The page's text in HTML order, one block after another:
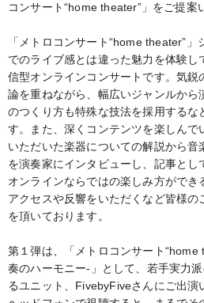
コンサート“home theater”」をご提案
「メトロコンサート“home theater”
でのライブ感とは違った魅力を体験
信型オンラインコンサートです。気鋭
論を重ねながら、幅広いジャンルから
のつくり方も特殊な技法を採用するな
す。また、深くコンテンツを楽しんで
いただいた楽器についての解説から
を演奏家にインタビューし、記事とし
オンラインならではの楽しみ方がで
アクセスや反響をいただくなど皆様
を頂いております。
第１弾は、「メトロコンサート“home
奏のハーモニー-」として、若手実力
るユニット、FivebyFiveさんにご出演